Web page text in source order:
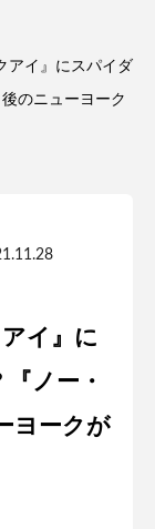
アイ』にスパイダ
のニューヨーク
イ』に
ノー・
ヨークが